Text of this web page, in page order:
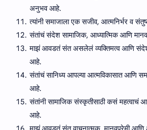
अनुभव आहे.
त्यांनी समाजाला एक सजीव, आत्मनिर्भर व
संतांचं संदेश सामाजिक, आध्यात्मिक आणि
माझं आवडतं संत असलेलं व्यक्तिमत्व आणि
आहे.
संतांचं सानिध्य आपल्या आत्मविकासात आणि
आहे.
संतांनी सामाजिक संस्कृतीसाठी कसं महत्वाचं
आहे.